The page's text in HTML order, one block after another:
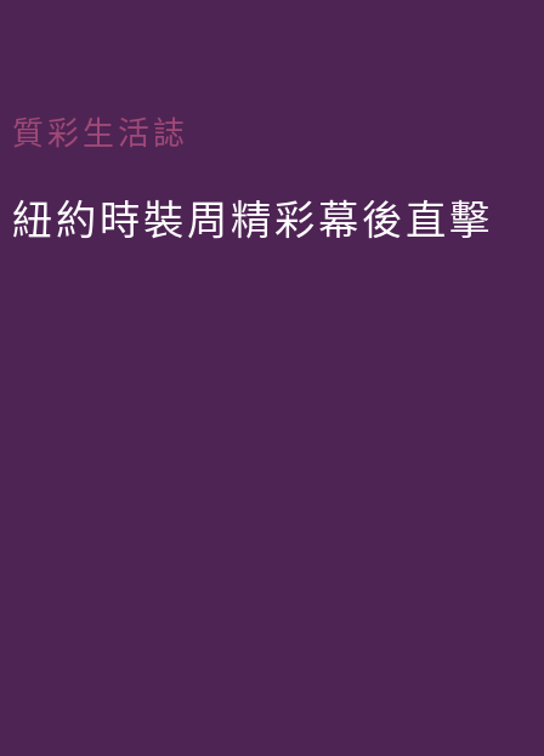
質彩生活誌
紐約時裝周精彩幕後直擊